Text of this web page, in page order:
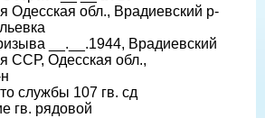
Одесская обл., Врадиевский р-
__.__.1944, Врадиевский
ССР, Одесская обл.,
службы 107 гв. сд
гв. рядовой